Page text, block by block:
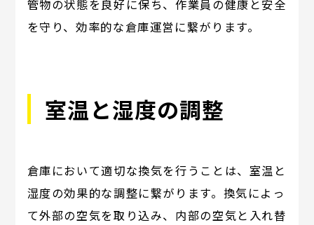
管物の状態を良好に保ち、作業員の健康と安全
を守り、効率的な倉庫運営に繋がります。
室温と湿度の調整
倉庫において適切な換気を行うことは、室温と
湿度の効果的な調整に繋がります。換気によっ
て外部の空気を取り込み、内部の空気と入れ替